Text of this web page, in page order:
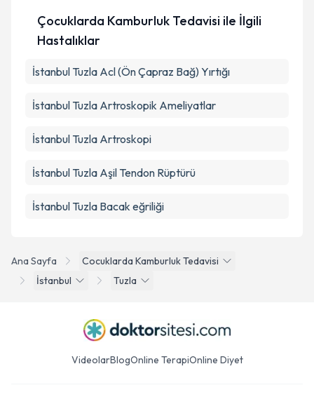
Ana Sayfa
Cocuklarda Kamburluk Tedavisi
İstanbul
Tuzla
Çocuklarda Kamburluk Tedavisi ile İlgili
Hastalıklar
İstanbul Tuzla Acl (Ön Çapraz Bağ) Yırtığı
İstanbul Tuzla Artroskopik Ameliyatlar
İstanbul Tuzla Artroskopi
İstanbul Tuzla Aşil Tendon Rüptürü
İstanbul Tuzla Bacak eğriliği
VideolarBlogOnline TerapiOnline Diyet